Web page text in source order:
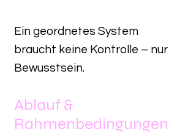
Ein geordnetes System
braucht keine Kontrolle – nur
Bewusstsein.
Ablauf &
Rahmenbedingungen